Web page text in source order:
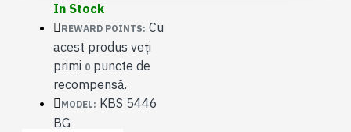
In Stock
REWARD POINTS: Cu
acest produs veți
primi 0 puncte de
recompensă.
MODEL: KBS 5446
BG